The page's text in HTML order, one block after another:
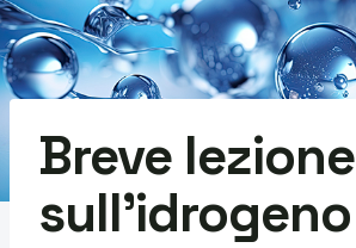
Breve lezione
sull’idrogeno